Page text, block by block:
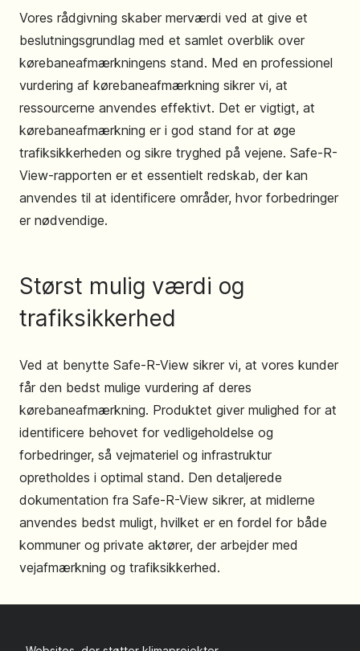
Vores rådgivning skaber merværdi ved at give et
beslutningsgrundlag med et samlet overblik over
kørebaneafmærkningens stand. Med en professionel
vurdering af kørebaneafmærkning sikrer vi, at
ressourcerne anvendes effektivt. Det er vigtigt, at
kørebaneafmærkning er i god stand for at øge
trafiksikkerheden og sikre tryghed på vejene. Safe-R-
View-rapporten er et essentielt redskab, der kan
anvendes til at identificere områder, hvor forbedringer
er nødvendige.
Størst mulig værdi og
trafiksikkerhed
Ved at benytte Safe-R-View sikrer vi, at vores kunder
får den bedst mulige vurdering af deres
kørebaneafmærkning. Produktet giver mulighed for at
identificere behovet for vedligeholdelse og
forbedringer, så vejmateriel og infrastruktur
opretholdes i optimal stand. Den detaljerede
dokumentation fra Safe-R-View sikrer, at midlerne
anvendes bedst muligt, hvilket er en fordel for både
kommuner og private aktører, der arbejder med
vejafmærkning og trafiksikkerhed.